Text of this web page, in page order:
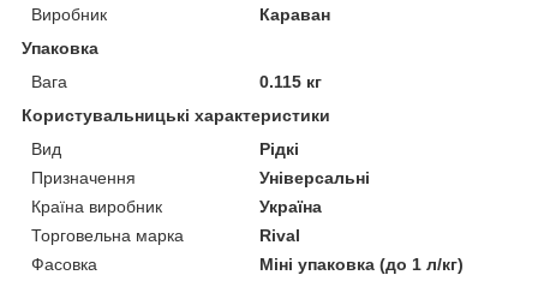
Виробник
Караван
Упаковка
Вага
0.115 кг
Користувальницькі характеристики
Вид
Рідкі
Призначення
Універсальні
Країна виробник
Україна
Торговельна марка
Rival
Фасовка
Міні упаковка (до 1 л/кг)